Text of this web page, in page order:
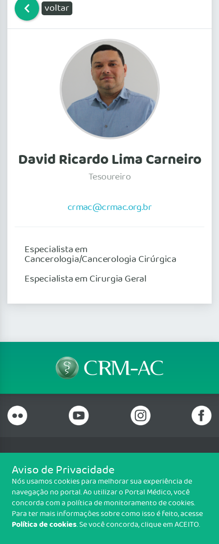
voltar
David Ricardo Lima Carneiro
Tesoureiro
crmac@crmac.org.br
Especialista em
Cancerologia/Cancerologia Cirúrgica
Especialista em Cirurgia Geral
Telefone: (68) 3227 1313
Fax: (68) 3227 5777
Email: crmac@crmac.org.br
Estrada Dias Martins, n.° 933, Jardim de Alah, Rio Branco/AC - CEP:
69915-526
Copyright CRM-AC. Todos os direitos reservados.
Aviso de Privacidade
Nós usamos cookies para melhorar sua experiência de
navegação no portal. Ao utilizar o Portal Médico, você
concorda com a política de monitoramento de cookies.
Para ter mais informações sobre como isso é feito, acesse
Política de cookies. Se você concorda, clique em ACEITO.